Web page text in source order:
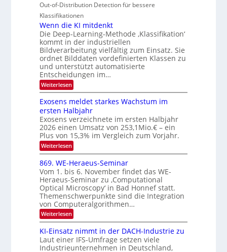
n
S
I
O
N
T
e
c
h
T
a
l
k
s
e
n
a
u
f
d
e
r
I
I
O
N
2
0
2
6
a
g
u
n
g
z
u
E
l
e
k
t
r
o
n
i
k
-
u
n
d
B
i
d
v
Out-of-Distribution Detection für bessere
Klassifikationen
Wenn die KI mitdenkt
Die Deep-Learning-Methode ‚Klassifikation‘
kommt in der industriellen
Bildverarbeitung vielfältig zum Einsatz. Sie
ordnet Bilddaten vordefinierten Klassen zu
und unterstützt automatisierte
Entscheidungen im…
Weiterlesen:
W
n
n
d
i
e
K
I
m
i
t
d
e
n
k
t
Exosens meldet starkes Wachstum im
ersten Halbjahr
Exosens verzeichnete im ersten Halbjahr
2026 einen Umsatz von 253,1Mio.€ – ein
Plus von 15,3% im Vergleich zum Vorjahr.
Weiterlesen:
E
x
o
s
e
n
s
m
e
l
d
e
t
s
869. WE-Heraeus-Seminar
Vom 1. bis 6. November findet das WE-
Heraeus-Seminar zu ‚Computational
Optical Microscopy‘ in Bad Honnef statt.
Themenschwerpunkte sind die Integration
von Computeralgorithmen…
Weiterlesen:
8
9
.
W
KI-Einsatz nimmt in der DACH-Industrie zu
Laut einer IFS-Umfrage setzen viele
Industrieunternehmen in Deutschland,